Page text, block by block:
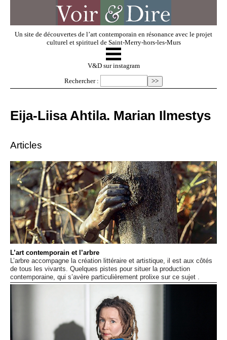
Un site de découvertes de l’art contemporain en résonance avec le projet
culturel et spirituel de Saint-Merry-hors-les-Murs
V & D
Regarder
Dossiers
Événements
Sacré
Cousinages
☰
V&D sur instagram
Rechercher :
Eija-Liisa Ahtila. Marian Ilmestys
Articles
L’art contemporain et l’arbre
L’arbre accompagne la création littéraire et artistique, il est aux côtés
de tous les vivants. Quelques pistes pour situer la production
contemporaine, qui s’avère particulièrement prolixe sur ce sujet .